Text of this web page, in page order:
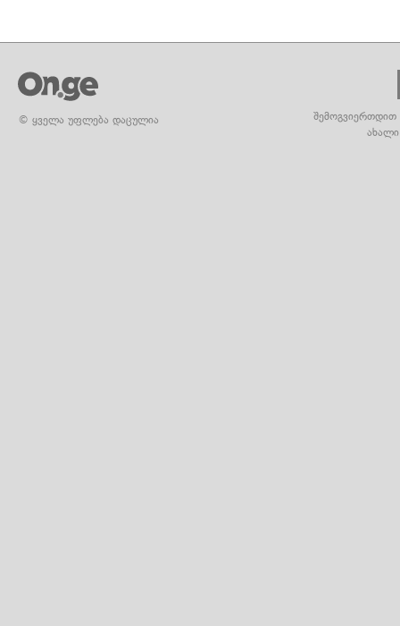
© ყველა უფლება დაცულია
შემოგვიერთდით
ახალი